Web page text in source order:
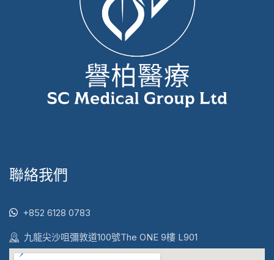
聯絡我們
+852 6128 0783
九龍尖沙咀彌敦道100號The ONE 9樓 L901